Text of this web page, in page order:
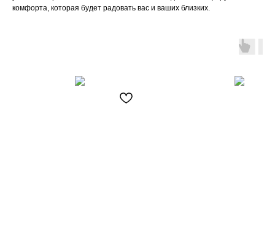
комфорта, которая будет радовать вас и ваших близких.